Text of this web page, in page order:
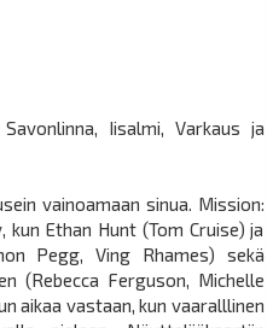
Iisalmi, Varkaus ja
vainoamaan sinua. Mission:
Ethan Hunt (Tom Cruise) ja
Pegg, Ving Rhames) sekä
(Rebecca Ferguson, Michelle
aikaa vastaan, kun vaaralllinen